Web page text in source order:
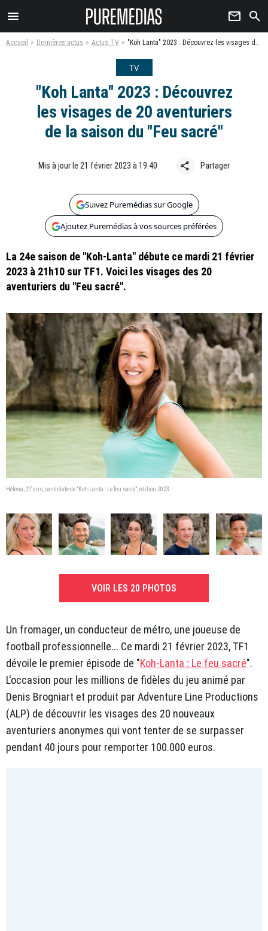
menu newsletter search
Accueil Dernières actus Actus TV "Koh Lanta" 2023 : Découvrez les visages de 20 aventuriers de la saison du "Feu sacré"
TV
"Koh Lanta" 2023 : Découvrez
les visages de 20 aventuriers
de la saison du "Feu sacré"
Mis à jour le 21 février 2023 à 19:40 share Partager
Suivez Puremédias sur Google
Ajoutez Puremédias à vos sources préférées
La 24e saison de "Koh-Lanta" débute ce mardi 21 février
2023 à 21h10 sur TF1. Voici les visages des 20
aventuriers du "Feu sacré".
Héléna, 27 ans, candidate de "Koh-Lanta : Le feu sacré", édition 2023
VOIR LES 20 PHOTOS
Un fromager, un conducteur de métro, une joueuse de
football professionnelle... Ce mardi 21 février 2023, TF1
dévoile le premier épisode de "Koh-Lanta : Le feu sacré".
L'occasion pour les millions de fidèles du jeu animé par
Denis Brogniart et produit par Adventure Line Productions
(ALP) de découvrir les visages des 20 nouveaux
aventuriers anonymes qui vont tenter de se surpasser
pendant 40 jours pour remporter 100.000 euros.